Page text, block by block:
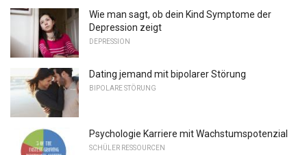
Wie man sagt, ob dein Kind Symptome der
Depression zeigt
DEPRESSION
Dating jemand mit bipolarer Störung
BIPOLARE STÖRUNG
Psychologie Karriere mit Wachstumspotenzial
SCHÜLER RESSOURCEN